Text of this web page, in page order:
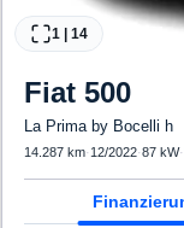
1 14
Fiat 500
La Prima by Bocelli h
14.287 km· 12/2022·87 kW·